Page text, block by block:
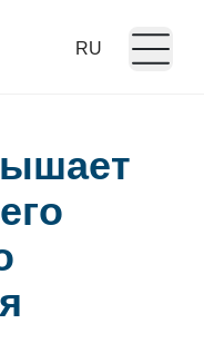
Language:Open